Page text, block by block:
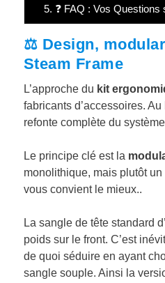
5. ❓ FAQ : Vos
⚖️ Design,
Steam Frame
L’approche du kit
fabricants d’accessoires.
refonte complète du
Le principe clé est la
monolithique, mais plutôt
vous convient le mieux..
La sangle de tête standard
poids sur le front. C’est
de quoi séduire en ayant
sangle souple. Ainsi la